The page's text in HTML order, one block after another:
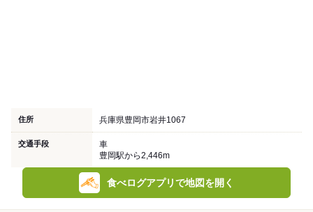
住所 兵庫県豊岡市岩井1067
交通手段
車
豊岡駅から2,446m
食べログアプリで地図を開く